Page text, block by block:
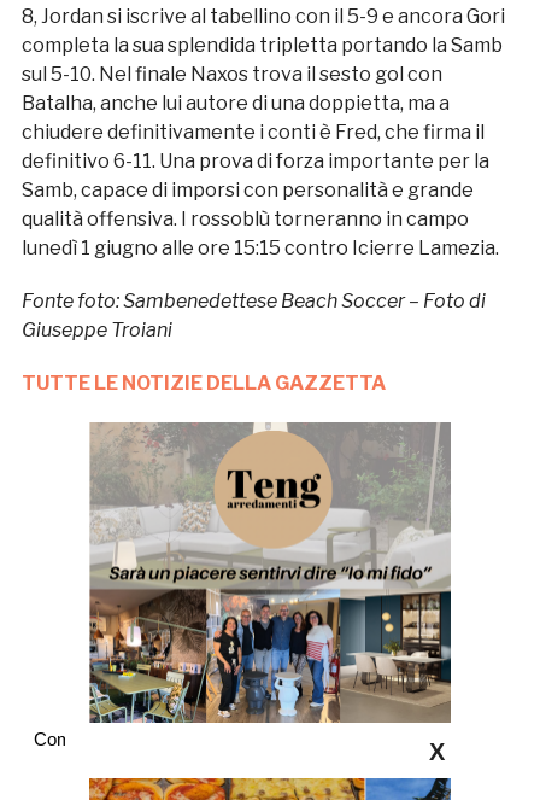
8, Jordan si iscrive al tabellino con il 5-9 e ancora Gori
completa la sua splendida tripletta portando la Samb
sul 5-10. Nel finale Naxos trova il sesto gol con
Batalha, anche lui autore di una doppietta, ma a
chiudere definitivamente i conti è Fred, che firma il
definitivo 6-11. Una prova di forza importante per la
Samb, capace di imporsi con personalità e grande
qualità offensiva. I rossoblù torneranno in campo
lunedì 1 giugno alle ore 15:15 contro Icierre Lamezia.
Fonte foto: Sambenedettese Beach Soccer – Foto di
Giuseppe Troiani
TUTTE LE NOTIZIE DELLA GAZZETTA
Commenti X